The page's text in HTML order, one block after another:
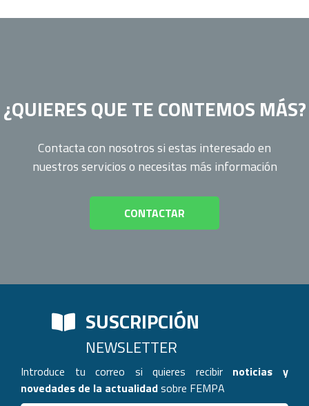
¿QUIERES QUE TE CONTEMOS MÁS?
Contacta con nosotros si estas interesado en
nuestros servicios o necesitas más información
CONTACTAR
SUSCRIPCIÓN
NEWSLETTER
Introduce tu correo si quieres recibir noticias y
novedades de la actualidadsobre FEMPA